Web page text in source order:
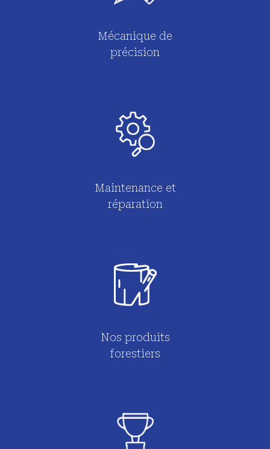
Mécanique de
précision
Maintenance et
réparation
Nos produits
forestiers